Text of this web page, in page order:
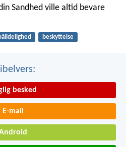
Sandhed ville altid bevare
beskyttelse
besked
E-mail